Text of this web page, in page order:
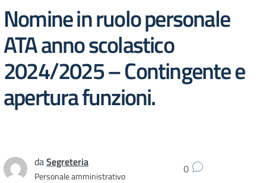
Nomine in ruolo personale
ATA anno scolastico
2024/2025 – Contingente e
apertura funzioni.
daSegreteria
Personale amministrativo 0